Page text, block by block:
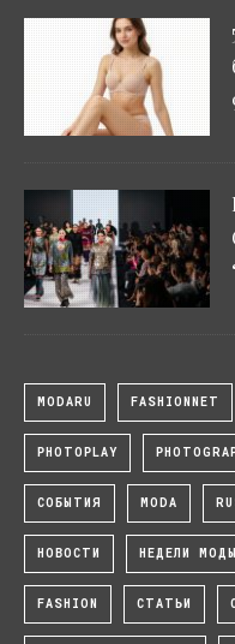
MODARU FASHIONNET
PHOTOPLAY
СОБЫТИЯ MODA
НОВОСТИ НЕДЕЛИ МОДЫ
FASHION СТАТЬИ